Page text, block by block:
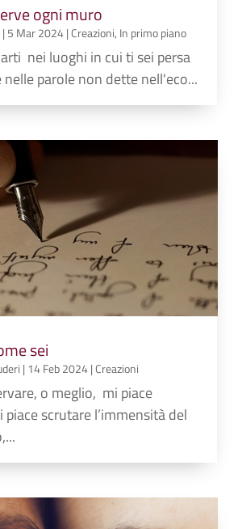
ogni muro
| 5 Mar 2024|Creazioni, In primo piano
nei luoghi in cui ti sei persa
parole non dette nell'eco...
sei
| 14 Feb 2024|Creazioni
o meglio, mi piace
scrutare l’immensità del